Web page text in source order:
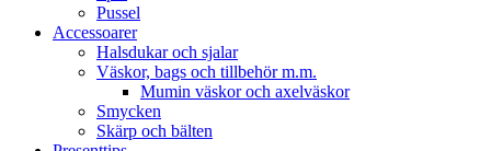
Pussel
Accessoarer
Halsdukar och sjalar
Väskor, bags och tillbehör m.m.
Mumin väskor och axelväskor
Smycken
Skärp och bälten